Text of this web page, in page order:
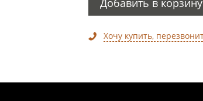
Хочу купить,